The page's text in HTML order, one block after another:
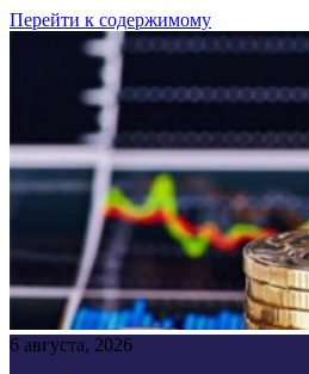
Перейти к содержимому
6 августа, 2026